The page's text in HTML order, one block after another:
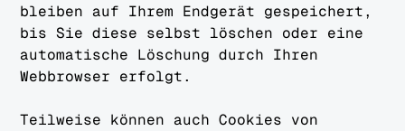
bleiben auf Ihrem Endgerät gespeichert,
bis Sie diese selbst löschen oder eine
automatische Löschung durch Ihren
Webbrowser erfolgt.
Teilweise können auch Cookies von